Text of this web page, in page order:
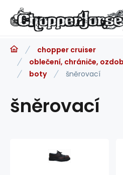
chopper cruiser
oblečení, chrániče,
boty
šněrovací
šněrovací